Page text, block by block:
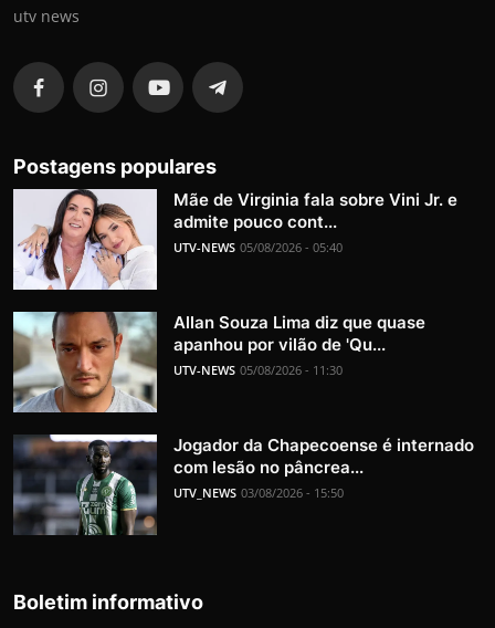
utv news
Postagens populares
Mãe de Virginia fala sobre Vini Jr. e
admite pouco cont...
UTV-NEWS 05/08/2026 - 05:40
Allan Souza Lima diz que quase
apanhou por vilão de 'Qu...
UTV-NEWS 05/08/2026 - 11:30
Jogador da Chapecoense é internado
com lesão no pâncrea...
UTV_NEWS 03/08/2026 - 15:50
Boletim informativo